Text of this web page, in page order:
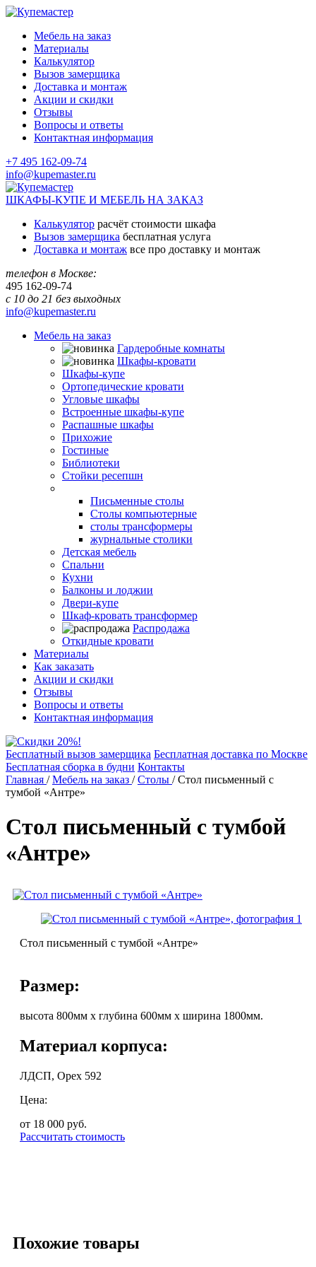
Мебель на заказ
Материалы
Калькулятор
Вызов замерщика
Доставка и монтаж
Акции и скидки
Отзывы
Вопросы и ответы
Контактная информация
+7 495 162-09-74
info@kupemaster.ru
ШКАФЫ-КУПЕ И МЕБЕЛЬ НА ЗАКАЗ
Калькулятор расчёт стоимости шкафа
Вызов замерщика бесплатная услуга
Доставка и монтаж все про доставку и монтаж
телефон в Москве:
495 162-09-74
с 10 до 21 без выходных
info@kupemaster.ru
Мебель на заказ
Гардеробные комнаты
Шкафы-кровати
Шкафы-купе
Ортопедические кровати
Угловые шкафы
Встроенные шкафы-купе
Распашные шкафы
Прихожие
Гостиные
Библиотеки
Стойки ресепшн
Письменные столы
Столы компьютерные
столы трансформеры
журнальные столики
Детская мебель
Спальни
Кухни
Балконы и лоджии
Двери-купе
Шкаф-кровать трансформер
Распродажа
Откидные кровати
Материалы
Как заказать
Акции и скидки
Отзывы
Вопросы и ответы
Контактная информация
Бесплатный вызов замерщика Бесплатная доставка по Москве
Бесплатная сборка в будни Контакты
Главная /Мебель на заказ /Столы /Стол письменный с
тумбой «Антре»
Стол письменный с тумбой
«Антре»
Стол письменный с тумбой «Антре»
Размер:
высота 800мм х глубина 600мм х ширина 1800мм.
Материал корпуса:
ЛДСП, Орех 592
Цена:
от 18 000 руб.
Рассчитать стоимость
Похожие товары